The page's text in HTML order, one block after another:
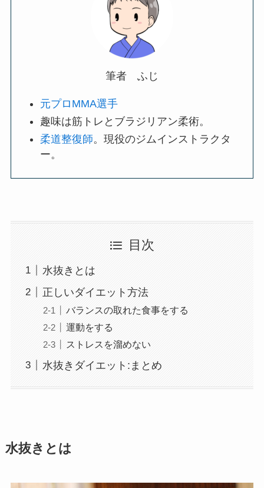
筆者 ふじ
元プロMMA選手
趣味は筋トレとブラジリアン柔術。
柔道整復師。現役のジムインストラクタ
ー。
目次
水抜きとは
正しいダイエット方法
バランスの取れた食事をする
運動をする
ストレスを溜めない
水抜きダイエット:まとめ
水抜きとは